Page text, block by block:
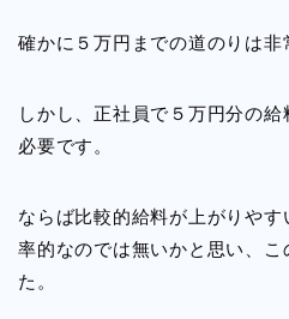
確かに５万円までの道のりは非
しかし、正社員で５万円分の
必要です。
ならば比較的給料が上がりや
率的なのでは無いかと思い、こ
た。